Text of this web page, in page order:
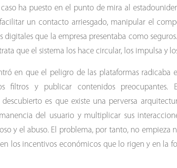
ha puesto en el punto de mira al
un contacto arriesgado, manipular el
digitales que la empresa presentaba como
que el sistema los hace circular, los impulsa y
en que el peligro de las plataformas radicaba
filtros y publicar contenidos preocupantes.
es que existe una perversa
del usuario y multiplicar sus
y el abuso. El problema, por tanto, no empieza
los incentivos económicos que lo rigen y en la